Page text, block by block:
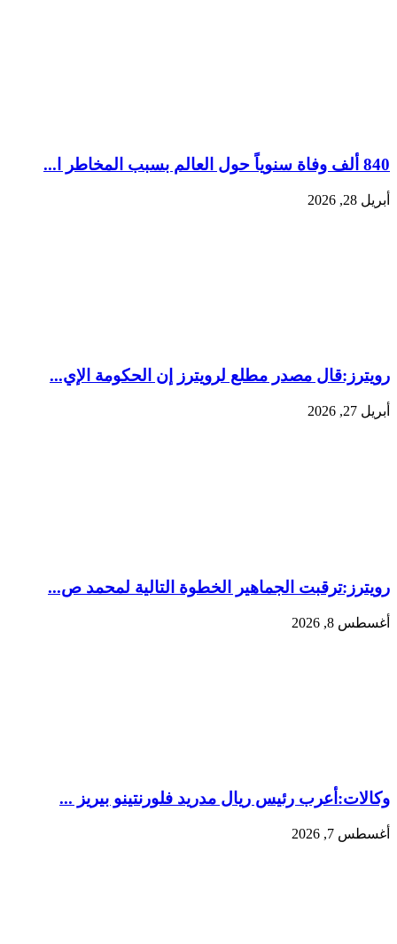
840 ألف وفاة سنوياً حول العالم بسبب المخاطر ا...
أبريل 28, 2026
رويترز:‏قال مصدر مطلع لرويترز إن الحكومة الإي...
أبريل 27, 2026
رويترز:‏ترقبت الجماهير الخطوة التالية لمحمد ص...
أغسطس 8, 2026
وكالات:‏أعرب رئيس ريال مدريد فلورنتينو بيريز ...
أغسطس 7, 2026